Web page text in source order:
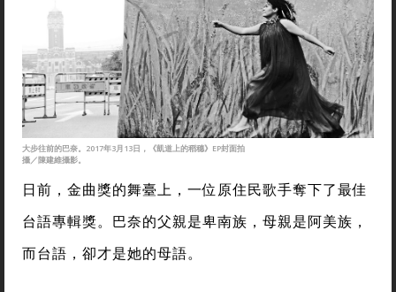
大步往前的巴奈。2017年3月13日，《凱道上的稻穗》EP封面拍
攝／陳建維攝影。
日前，金曲獎的舞臺上，一位原住民歌手奪下了最佳
台語專輯獎。巴奈的父親是卑南族，母親是阿美族，
而台語，卻才是她的母語。